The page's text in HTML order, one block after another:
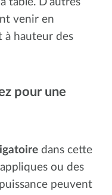
venir en
à hauteur des
pour une
dans cette
ou des
peuvent